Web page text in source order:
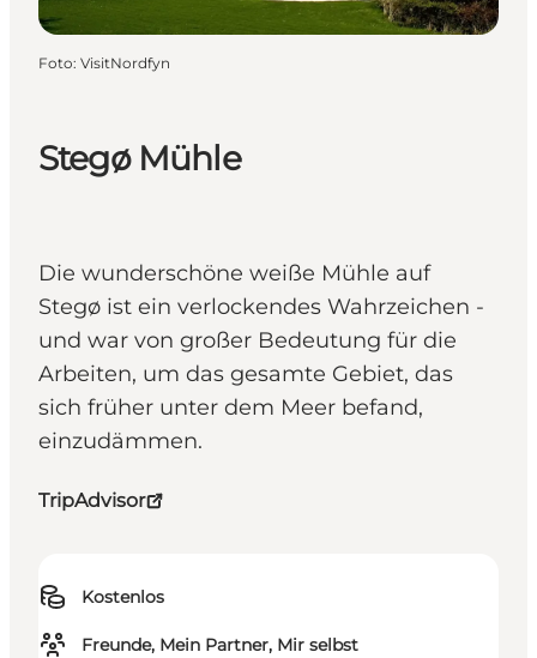
Stegø Mühle
Die wunderschöne weiße Mühle auf
Stegø ist ein verlockendes Wahrzeichen -
und war von großer Bedeutung für die
Arbeiten, um das gesamte Gebiet, das
sich früher unter dem Meer befand,
einzudämmen.
TripAdvisor
Kostenlos
Freunde, Mein Partner, Mir selbst
Foto: VisitNordfyn